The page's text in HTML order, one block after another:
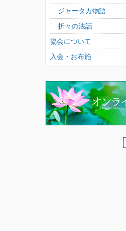
ジャータカ物語
折々の法話
協会について
入会・お布施